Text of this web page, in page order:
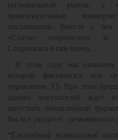
региональный рынок, а
привлекательные
поставщиков. Вместе с тем
«Слаты» сохранилось за
Сохранился и сам бренд.
- В этом году мы начинаем
которой фактически вся
управление Х5. При этом
однако покупателей ждут
запустить обновленный
Вы все увидите! -
*Ежегодный независимый